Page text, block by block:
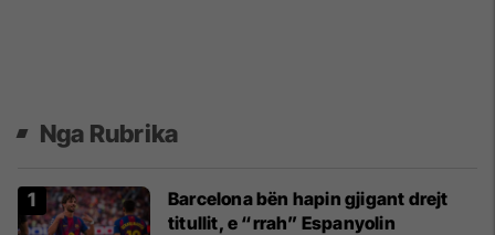
Nga Rubrika
Barcelona bën hapin gjigant drejt
titullit, e “rrah” Espanyolin